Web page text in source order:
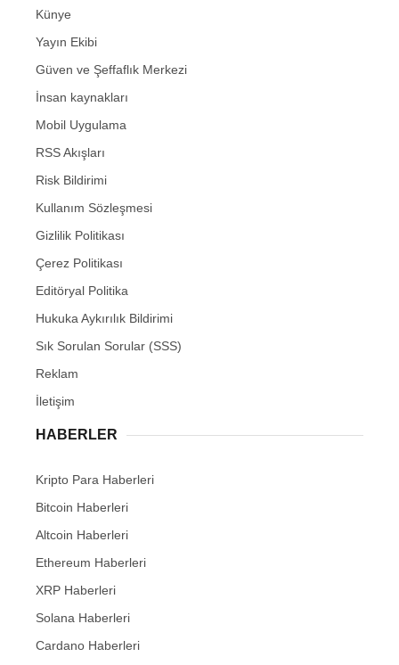
Künye
Yayın Ekibi
Güven ve Şeffaflık Merkezi
İnsan kaynakları
Mobil Uygulama
RSS Akışları
Risk Bildirimi
Kullanım Sözleşmesi
Gizlilik Politikası
Çerez Politikası
Editöryal Politika
Hukuka Aykırılık Bildirimi
Sık Sorulan Sorular (SSS)
Reklam
İletişim
HABERLER
Kripto Para Haberleri
Bitcoin Haberleri
Altcoin Haberleri
Ethereum Haberleri
XRP Haberleri
Solana Haberleri
Cardano Haberleri